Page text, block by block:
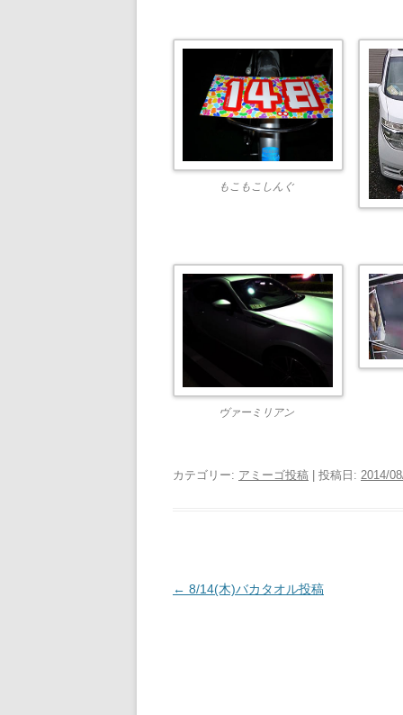
もこもこしんぐ
ヴァーミリアン
カテゴリー: アミーゴ投稿 | 投稿日: 2014/
投
← 8/14(木)バカタオル投稿